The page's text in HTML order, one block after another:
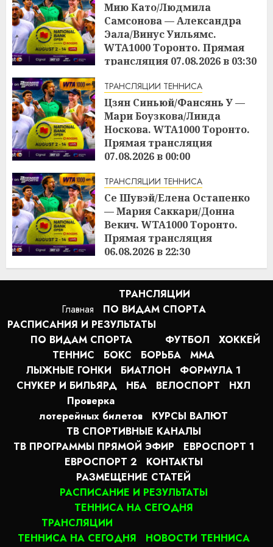
Мию Като/Людмила
Самсонова — Александра
Эала/Винус Уильямс.
WTA1000 Торонто. Прямая
трансляция 07.08.2026 в 03:30
ТРАНСЛЯЦИИ ТЕННИСА
Цзян Синьюй/Фансянь У —
Мари Боузкова/Линда
Носкова. WTA1000 Торонто.
Прямая трансляция
07.08.2026 в 00:00
ТРАНСЛЯЦИИ ТЕННИСА
Се Шувэй/Елена Остапенко
— Мария Саккари/Донна
Векич. WTA1000 Торонто.
Прямая трансляция
06.08.2026 в 22:30
16:59 06.08.2026
Главная
ТРАНСЛЯЦИИ
ПО ВИДАМ СПОРТA
РАСПИСАНИЯ И РЕЗУЛЬТАТЫ
ПО ВИДАМ СПОРТА
ФУТБОЛ
ХОККЕЙ
ТЕННИС
БОКС БОРЬБА
MMA
ЛЫЖНЫЕ ГОНКИ
БИАТЛОН
ФОРМУЛА 1
СНУКЕР И БИЛЬЯРД
НБА ВЕЛОСПОРТ
НХЛ
Проверка
лотерейных билетов
КУРСЫ ВАЛЮТ
ТВ СПОРТИВНЫЕ КАНАЛЫ
ТВ ПРОГРАММЫ ПРЯМОЙ ЭФИР
ЕВРОСПОРТ 1
ЕВРОСПОРТ 2
КОНТАКТЫ
РАЗМЕЩЕНИЕ СТАТЕЙ
РАСПИСАНИЕ И РЕЗУЛЬТАТЫ
ТЕННИСА НА СЕГОДНЯ
ТРАНСЛЯЦИИ
ТЕННИСА НА СЕГОДНЯ
НОВОСТИ ТЕННИСА